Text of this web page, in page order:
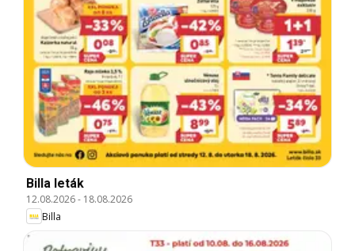
Billa leták
12.08.2026- 18.08.2026
Billa